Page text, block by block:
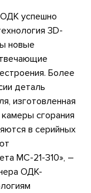
успешно
3D-
новые
Более
деталь
изготовленная
сгорания
в серийных
МС-21-310», –
ОДК-